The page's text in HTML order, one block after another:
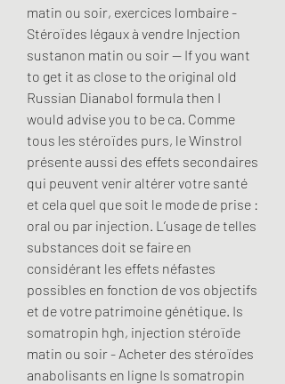
matin ou soir, exercices lombaire -
Stéroïdes légaux à vendre Injection
sustanon matin ou soir -- If you want
to get it as close to the original old
Russian Dianabol formula then I
would advise you to be ca. Comme
tous les stéroïdes purs, le Winstrol
présente aussi des effets secondaires
qui peuvent venir altérer votre santé
et cela quel que soit le mode de prise :
oral ou par injection. L’usage de telles
substances doit se faire en
considérant les effets néfastes
possibles en fonction de vos objectifs
et de votre patrimoine génétique. Is
somatropin hgh, injection stéroïde
matin ou soir - Acheter des stéroïdes
anabolisants en ligne Is somatropin